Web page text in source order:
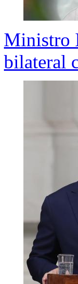
Ministro
bilateral